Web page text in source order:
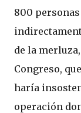
800
de la
Congreso,
haría
operación